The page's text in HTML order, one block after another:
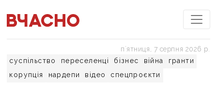
суспільство переселенці бізнес війна
гранти
корупція
нардепи відео спецпроєкти
пʼятниця, 7 серпня 2026 р.